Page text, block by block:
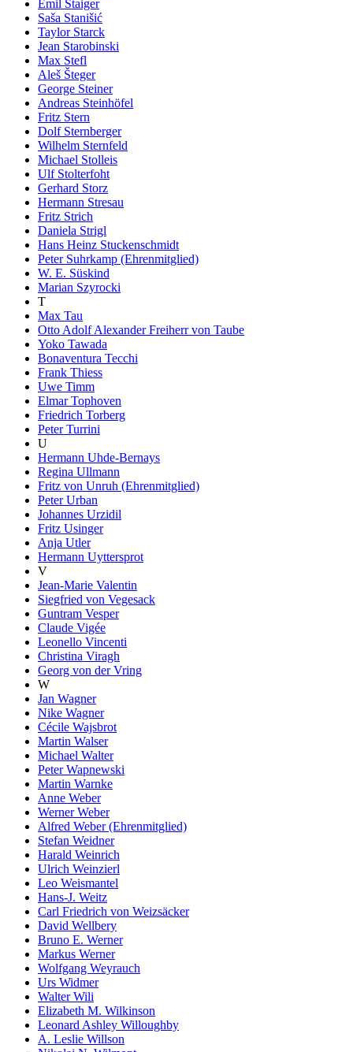
Emil Staiger
Saša Stanišić
Taylor Starck
Jean Starobinski
Max Stefl
Aleš Šteger
George Steiner
Andreas Steinhöfel
Fritz Stern
Dolf Sternberger
Wilhelm Sternfeld
Michael Stolleis
Ulf Stolterfoht
Gerhard Storz
Hermann Stresau
Fritz Strich
Daniela Strigl
Hans Heinz Stuckenschmidt
Peter Suhrkamp (Ehrenmitglied)
W. E. Süskind
Marian Szyrocki
T
Max Tau
Otto Adolf Alexander Freiherr von Taube
Yoko Tawada
Bonaventura Tecchi
Frank Thiess
Uwe Timm
Elmar Tophoven
Friedrich Torberg
Peter Turrini
U
Hermann Uhde-Bernays
Regina Ullmann
Fritz von Unruh (Ehrenmitglied)
Peter Urban
Johannes Urzidil
Fritz Usinger
Anja Utler
Hermann Uyttersprot
V
Jean-Marie Valentin
Siegfried von Vegesack
Guntram Vesper
Claude Vigée
Leonello Vincenti
Christina Viragh
Georg von der Vring
W
Jan Wagner
Nike Wagner
Cécile Wajsbrot
Martin Walser
Michael Walter
Peter Wapnewski
Martin Warnke
Anne Weber
Werner Weber
Alfred Weber (Ehrenmitglied)
Stefan Weidner
Harald Weinrich
Ulrich Weinzierl
Leo Weismantel
Hans-J. Weitz
Carl Friedrich von Weizsäcker
David Wellbery
Bruno E. Werner
Markus Werner
Wolfgang Weyrauch
Urs Widmer
Walter Wili
Elizabeth M. Wilkinson
Leonard Ashley Willoughby
A. Leslie Willson